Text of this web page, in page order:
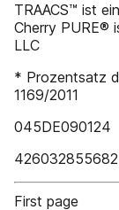
TRAACS™ ist
Cherry PURE®
LLC
* Prozentsatz
1169/2011
045DE090124
First page